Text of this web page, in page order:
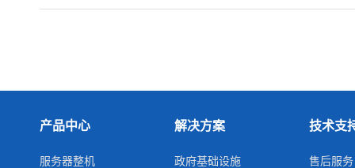
产品中心
服务器整机
解决方案
政府基础设施
技术支
售后服务